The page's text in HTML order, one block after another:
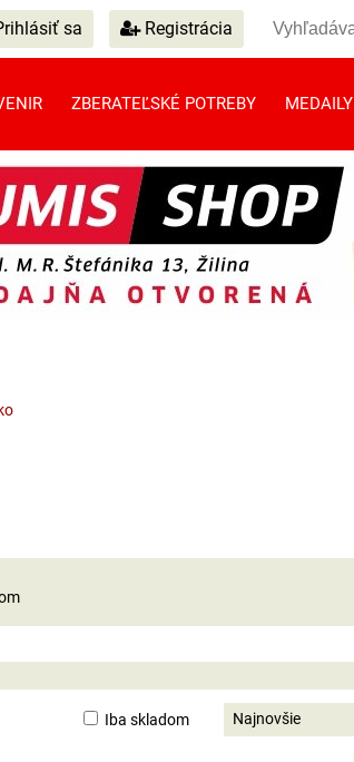
sa Registrácia
ZBERATEĽSKÉ POTREBY MEDAILY
Najnovšie
Iba skladom